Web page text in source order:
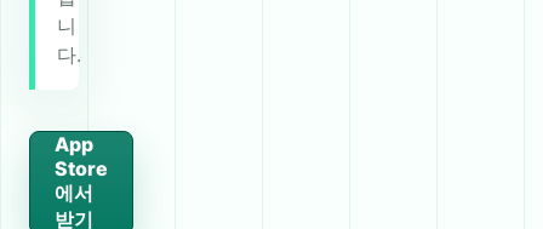
니
다.
App
Store
에서
받기